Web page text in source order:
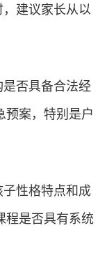
建议家长从以
是否具备合法经
预案，特别是户
子性格特点和成
程是否具有系统